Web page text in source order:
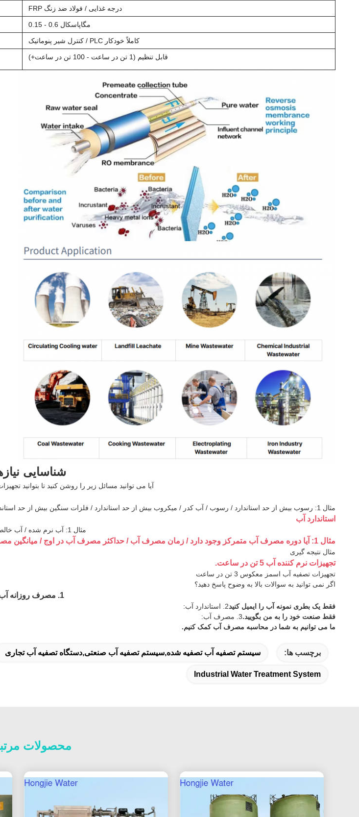
FRP درجه غذایی / فولاد ضد زنگ
0.15 - 0.6 مگاپاسکال
کنترل شیر پنوماتیک / PLC کاملاً خودکار
قابل تنظیم (1 تن در ساعت - 100 تن در ساعت+)
شناسایی
آیا می توانید مسائل زیر را روشن کنید تا بتوانید
مثال 1: رسوب بیش از حد استاندارد / رسوب / آب کدر / میکروب بیش از حد استاندارد / فلزات سنگین بیش از حد استاندارد / مانیو بیش از حد استاندارد، و غیره.
استاندارد آب
مثال 1: آب نرم شده / آب خالص / آب فوق خالص / حذف آهن و منگنز / حذف رسوب / استریلیزاسیون
مثال 1: آیا دوره مصرف آب متمرکز وجود دارد / زمان مصرف آب / حداکثر مصرف آب در اوج / میانگین مصرف آب ساعتی
مثال نتیجه گیری
تجهیزات نرم کننده آب 5 تن در ساعت.
تجهیزات تصفیه آب اسمز معکوس 3 تن در ساعت
اگر نمی توانید به سوالات بالا به وضوح پاسخ دهید؟
1. مصرف روزانه آب:
فقط یک بطری نمونه آب را ایمیل کنید2. استاندارد آب:
فقط صنعت خود را به من بگویید.3. مصرف آب:
ما می توانیم به شما در محاسبه مصرف آب کمک کنیم.
برچسب ها: سیستم تصفیه آب تصفیه شده,سیستم تصفیه آب صنعتی,دستگاه تصفیه آب تجاری
Industrial Water Treatment System
محصولات